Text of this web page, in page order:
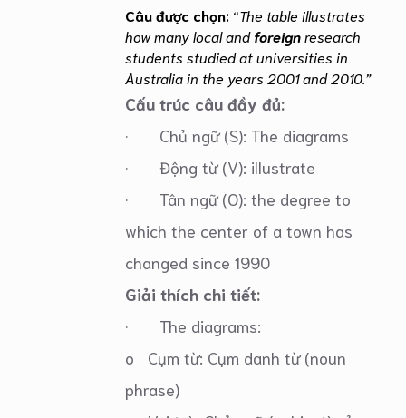
Câu được chọn: “The table illustrates
how many local andforeignresearch
students studied at universities in
Australia in the years 2001 and 2010.”
Cấu trúc câu đầy đủ:
· Chủ ngữ (S): The diagrams
· Động từ (V): illustrate
· Tân ngữ (O): the degree to
which the center of a town has
changed since 1990
Giải thích chi tiết:
· The diagrams:
o Cụm từ: Cụm danh từ (noun
phrase)